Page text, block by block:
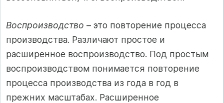
Воспроизводство – это повторение процесса
производства. Различают простое и
расширенное воспроизводство. Под простым
воспроизводством понимается повторение
процесса производства из года в год в
прежних масштабах. Расширенное